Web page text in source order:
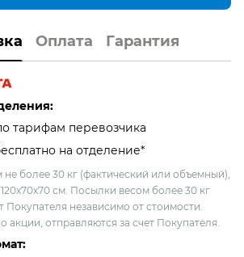
Оплата Гарантия
тарифам перевозчика
на отделение*
более 30 кг (фактический или объемный),
см. Посылки весом более 30 кг
Покупателя независимо от стоимости.
акции, отправляются за счет Покупателя.